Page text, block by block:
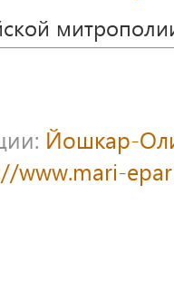
Йошкар-
www.mari-